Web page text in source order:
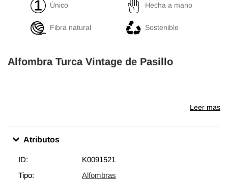
Único Hecha a mano
Fibra natural Sostenible
Alfombra Turca Vintage de Pasillo
Leer mas
Atributos
ID:
K0091521
Tipo:
Alfombras